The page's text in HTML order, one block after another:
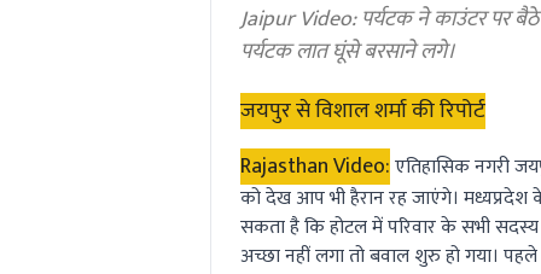
Jaipur Video: पर्यटक ने काउंटर पर
पर्यटक लात घूंसे बरसाने लगे।
जयपुर से विशाल शर्मा की रिपोर्ट
Rajasthan Video:एतिहासिक नगरी
को देख आप भी हैरान रह जाएंगे। मध्यप्रदेश
सकता है कि होटल में परिवार के सभी
अच्छा नहीं लगा तो बवाल शुरु हो गया।